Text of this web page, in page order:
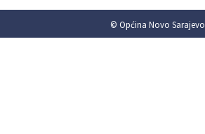
© Općina Novo Sarajevo